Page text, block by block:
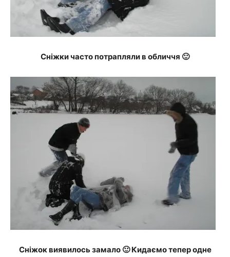
Сніжки часто потрапляли в обличчя 🙂
Сніжок виявилось замало 🙂 Кидаємо тепер одне